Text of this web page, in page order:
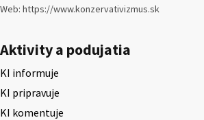
Web: https://www.konzervativizmus.sk
Aktivity a podujatia
KI informuje
KI pripravuje
KI komentuje